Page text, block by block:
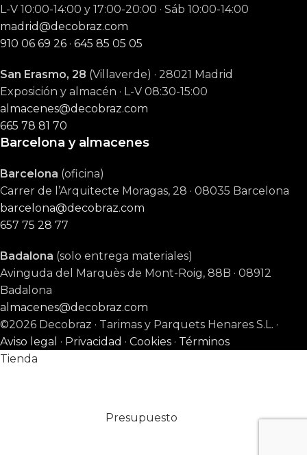
L-V 10:00-14:00 y 17:00-20:00 · Sáb 10:00-14:00
madrid@decobraz.com
910 06 69 26 · 645 85 05 05
San Erasmo, 28 (Villaverde) · 28021 Madrid
Exposición y almacén · L-V 08:30-15:00
almacenes@decobraz.com
665 78 81 70
Barcelona y almacenes
Barcelona (oficina)
Carrer de l’Arquitecte Moragas, 28 · 08035 Barcelona
barcelona@decobraz.com
657 75 28 77
Badalona (solo entrega materiales)
Avinguda del Marquès de Mont-Roig, 88B · 08912
Badalona
almacenes@decobraz.com
©2026 Decobraz · Tarimas y Parquets Henares S.L. ·
Aviso legal · Privacidad · Cookies · Términos
Tienda
Presupuesto